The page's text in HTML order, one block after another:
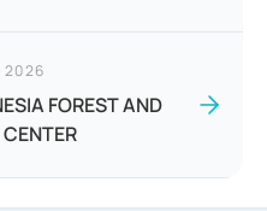
2026
FOREST AND